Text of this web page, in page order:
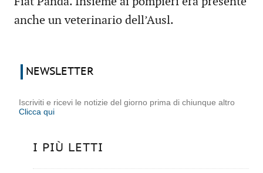
anche un veterinario dell’Ausl.
NEWSLETTER
Iscriviti e ricevi le notizie del giorno prima di chiunque altro
Clicca qui
I PIÙ LETTI